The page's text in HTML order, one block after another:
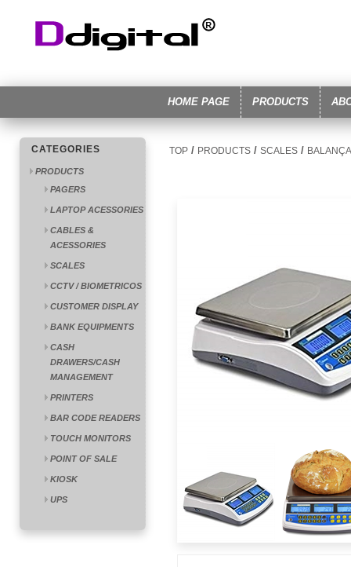
HOME PAGE PRODUCTS
CATEGORIES
PRODUCTS
PAGERS
LAPTOP ACESSORIES
CABLES &
ACESSORIES
SCALES
CCTV / BIOMETRICOS
CUSTOMER DISPLAY
BANK EQUIPMENTS
CASH
DRAWERS/CASH
MANAGEMENT
PRINTERS
BAR CODE READERS
TOUCH MONITORS
POINT OF SALE
KIOSK
UPS
TOP / PRODUCTS / SCALES /